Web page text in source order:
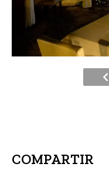
COMPARTIR